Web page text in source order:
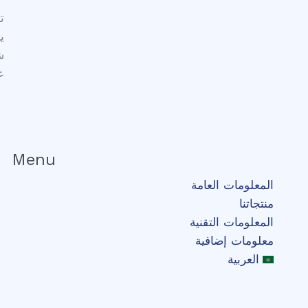
Menu
المعلومات العامة
منتجاتنا
المعلومات التقنية
معلومات إضافية
العربية